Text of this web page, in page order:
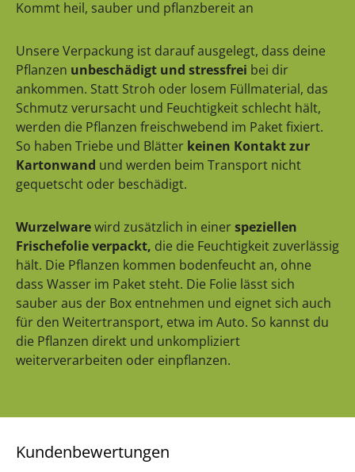
Kommt heil, sauber und pflanzbereit an
Unsere Verpackung ist darauf ausgelegt, dass deine
Pflanzen unbeschädigt und stressfrei bei dir
ankommen. Statt Stroh oder losem Füllmaterial, das
Schmutz verursacht und Feuchtigkeit schlecht hält,
werden die Pflanzen freischwebend im Paket fixiert.
So haben Triebe und Blätter keinen Kontakt zur
Kartonwand und werden beim Transport nicht
gequetscht oder beschädigt.
Wurzelwarewird zusätzlich in einerspeziellen
Frischefolie verpackt, die die Feuchtigkeit zuverlässig
hält. Die Pflanzen kommen bodenfeucht an, ohne
dass Wasser im Paket steht. Die Folie lässt sich
sauber aus der Box entnehmen und eignet sich auch
für den Weitertransport, etwa im Auto. So kannst du
die Pflanzen direkt und unkompliziert
weiterverarbeiten oder einpflanzen.
Kundenbewertungen